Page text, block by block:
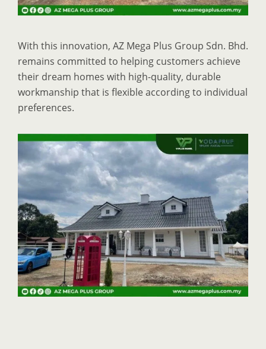
With this innovation, AZ Mega Plus Group Sdn. Bhd.
remains committed to helping customers achieve
their dream homes with high-quality, durable
workmanship that is flexible according to individual
preferences.